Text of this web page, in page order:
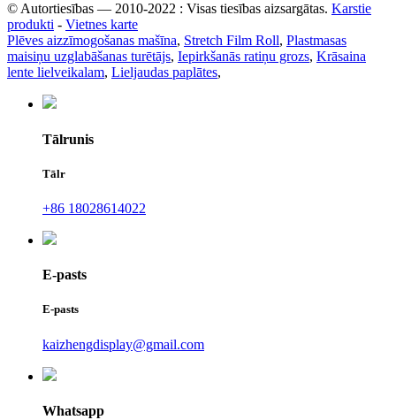
© Autortiesības — 2010-2022 : Visas tiesības aizsargātas. Karstie
produkti - Vietnes karte
Plēves aizzīmogošanas mašīna, Stretch Film Roll, Plastmasas
maisiņu uzglabāšanas turētājs, Iepirkšanās ratiņu grozs, Krāsaina
lente lielveikalam, Lieljaudas paplātes,
Tālrunis
Tālr
+86 18028614022
E-pasts
E-pasts
kaizhengdisplay@gmail.com
Whatsapp